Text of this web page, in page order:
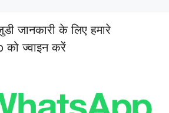
जानकारी के लिए हमारे
ज्वाइन करें